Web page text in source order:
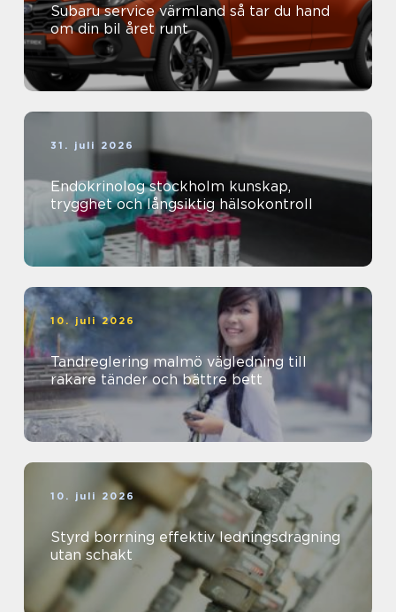
Subaru service värmland så tar du hand
om din bil året runt
31. juli 2026
Endokrinolog stockholm kunskap,
trygghet och långsiktig hälsokontroll
10. juli 2026
Tandreglering malmö vägledning till
rakare tänder och bättre bett
10. juli 2026
Styrd borrning effektiv ledningsdragning
utan schakt